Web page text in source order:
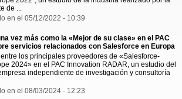
de ...
en el 05/12/2022 - 10:39
vez más como la «Mejor de su clase» en el PAC
servicios relacionados con Salesforce en Europa
los principales proveedores de «Salesforce-
2024» en el PAC Innovation RADAR, un estudio del
independiente de investigación y consultoría
en el 08/03/2024 - 12:23